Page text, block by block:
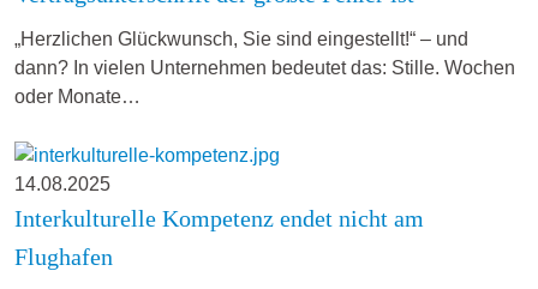
„Herzlichen Glückwunsch, Sie sind eingestellt!“ – und
dann? In vielen Unternehmen bedeutet das: Stille. Wochen
oder Monate…
14.08.2025
Interkulturelle Kompetenz endet nicht am
Flughafen